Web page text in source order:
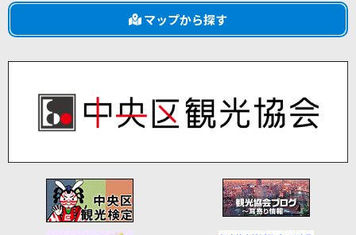
マップから探す